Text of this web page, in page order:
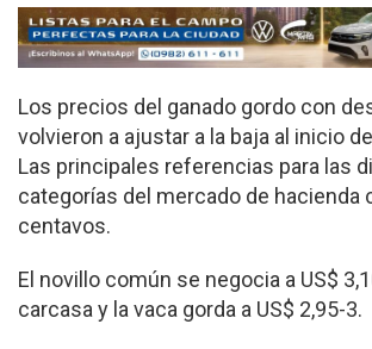
Los precios del ganado gordo con
volvieron a ajustar a la baja al inicio
Las principales referencias para las
categorías del mercado de hacienda
centavos.
El novillo común se negocia a US$
carcasa y la vaca gorda a US$ 2,95-3.